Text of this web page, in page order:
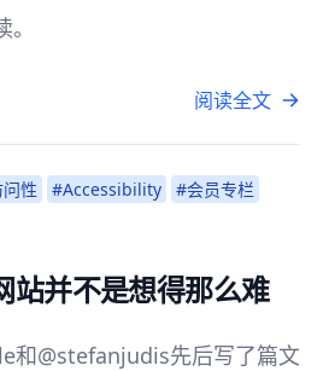
阅读全文
性 #Accessibility
#会员专栏
站并不是想得那么难
和@stefanjudis先后写了篇文